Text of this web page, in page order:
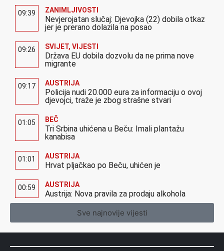
09:39 ZANIMLJIVOSTI
Nevjerojatan slučaj: Djevojka (22) dobila otkaz
jer je prerano dolazila na posao
09:26 SVIJET, VIJESTI
Država EU dobila dozvolu da ne prima nove
migrante
09:17 AUSTRIJA
Policija nudi 20.000 eura za informaciju o ovoj
djevojci, traže je zbog strašne stvari
01:05 BEČ
Tri Srbina uhićena u Beču: Imali plantažu
kanabisa
01:01 AUSTRIJA
Hrvat pljačkao po Beču, uhićen je
00:59 AUSTRIJA
Austrija: Nova pravila za prodaju alkohola
Sve najnovije vijesti